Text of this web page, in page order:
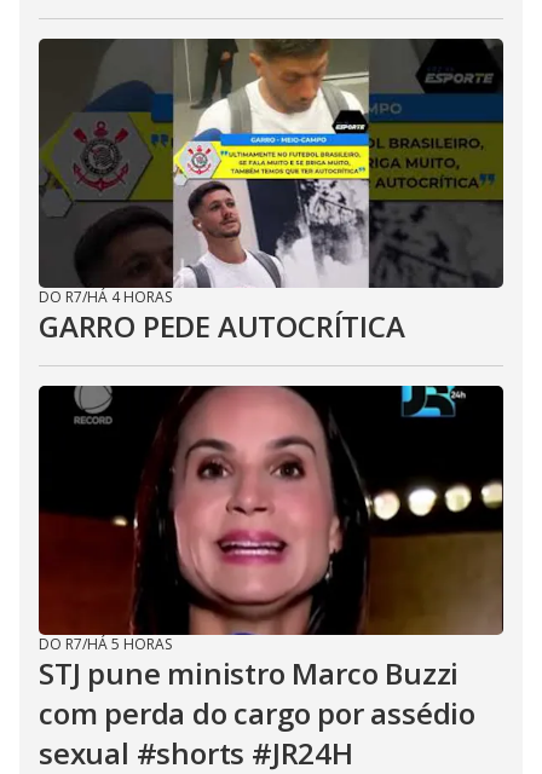
DO R7/HÁ 4 HORAS
GARRO PEDE AUTOCRÍTICA
DO R7/HÁ 5 HORAS
STJ pune ministro Marco Buzzi
com perda do cargo por assédio
sexual #shorts #JR24H